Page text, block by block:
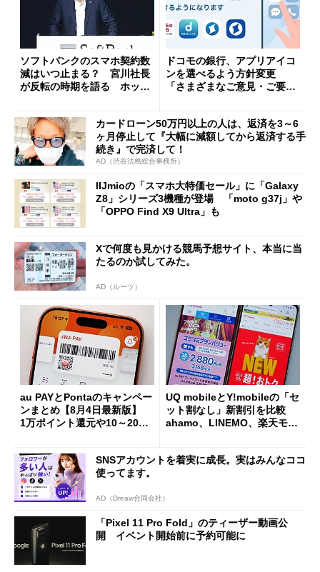
ソフトバンクのスマホ契約数
減はいつ止まる？ 宮川社長
が反転の時期を語る ホッピ
ドコモの銀行、アプリアイコ
ンを選べるよう方針変更
「さまざまなご意見・ご要望
カードローン50万円以上の人は、返済を3～6
ヶ月停止して『大幅に減額してから返済する手
続き』で完済して！
AD（渋谷法務総合事務所）
IIJmioの「スマホ大特価セール」に「Galaxy
Z8」シリーズ3機種が登場 「moto g37j」や
「OPPO Find X9 Ultra」も
Xで何度も見かける競馬予想サイト、本当に当
たるのか試してみた。
AD（ルーツ）
au PAYとPontaのキャンペー
ンまとめ【8月4日最新版】
1万ポイント還元や10～20％
UQ mobileとY!mobileの「セ
ット割なし」新割引を比較
ahamo、LINEMO、楽天モバ
SNSアカウントを着実に成長。実はみんなココ
使ってます。
AD（Dreaw合同会社）
「Pixel 11 Pro Fold」のティーザー動画公
開 イベント開始前に予約可能に